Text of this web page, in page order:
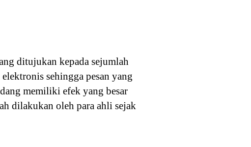
ditujukan kepada sejumlah
sehingga pesan yang
memiliki efek yang besar
dilakukan oleh para ahli sejak